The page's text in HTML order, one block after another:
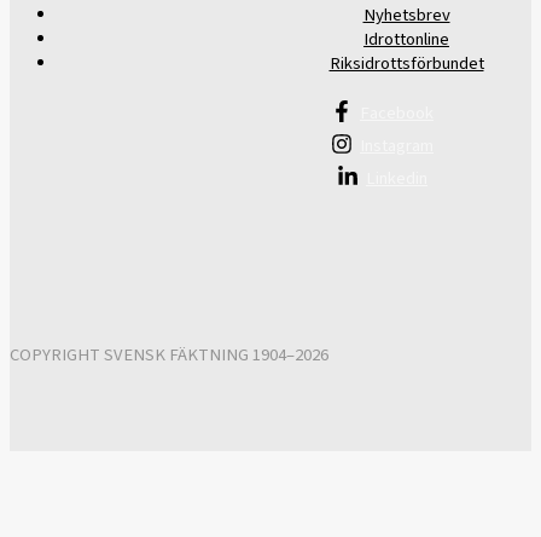
Nyhetsbrev
Idrottonline
Riksidrottsförbundet
COPYRIGHT SVENSK FÄKTNING 1904–2026